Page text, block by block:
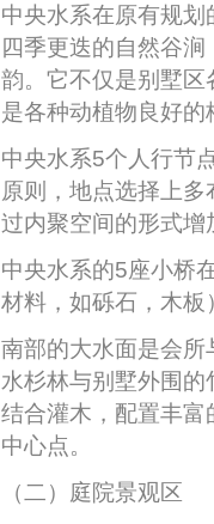
中央水系在原有规
四季更迭的自然谷
韵。它不仅是别墅
是各种动植物良好
中央水系5个人行节
原则，地点选择上
过内聚空间的形式增
中央水系的5座小桥
材料，如砾石，木
南部的大水面是会
水杉林与别墅外围
结合灌木，配置丰
中心点。
（二）庭院景观区